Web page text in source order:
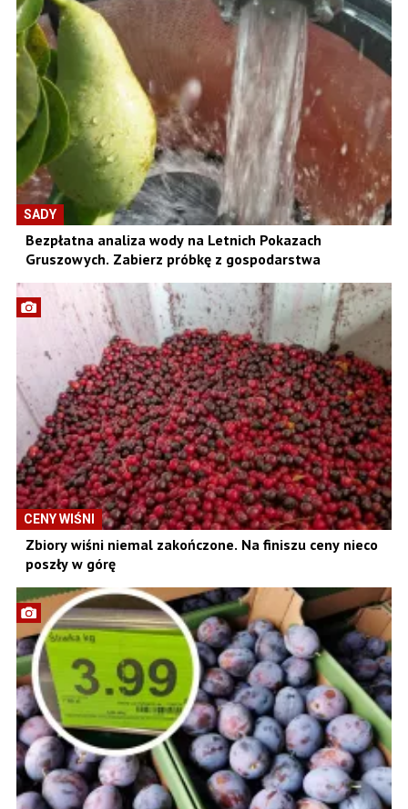
SADY
Bezpłatna analiza wody na Letnich Pokazach
Gruszowych. Zabierz próbkę z gospodarstwa
CENY WIŚNI
Zbiory wiśni niemal zakończone. Na finiszu ceny nieco
poszły w górę